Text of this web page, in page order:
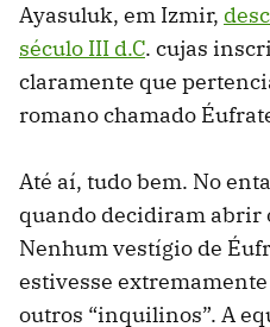
Ayasuluk, em Izmir,
século III d.C. cujas
claramente que
romano chamado
Até aí, tudo bem. No
quando decidiram abrir
Nenhum vestígio de
estivesse
outros “inquilinos”. A